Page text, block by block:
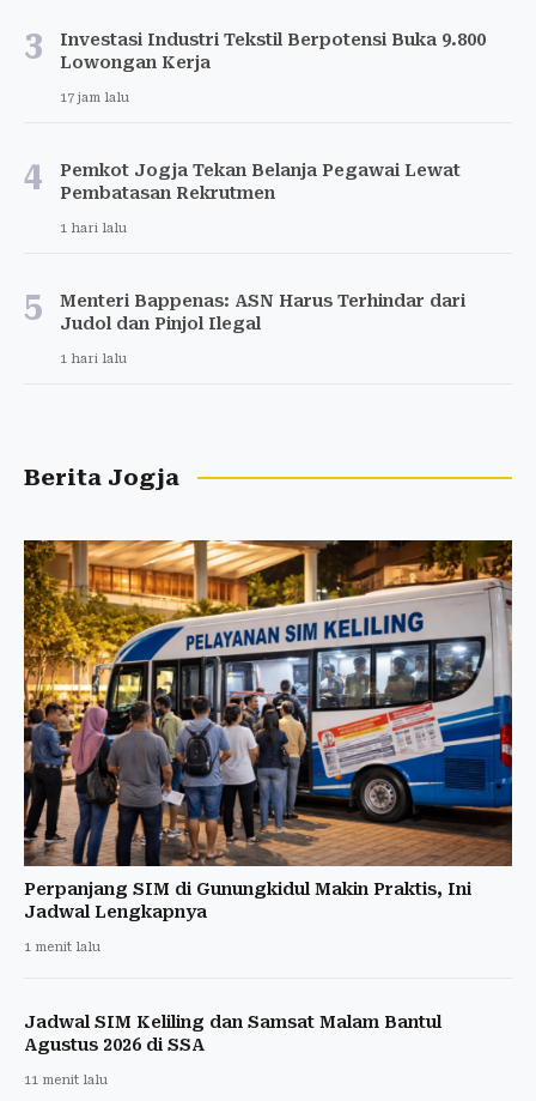
3
Investasi Industri Tekstil Berpotensi Buka 9.800
Lowongan Kerja
17 jam lalu
4
Pemkot Jogja Tekan Belanja Pegawai Lewat
Pembatasan Rekrutmen
1 hari lalu
5
Menteri Bappenas: ASN Harus Terhindar dari
Judol dan Pinjol Ilegal
1 hari lalu
Berita Jogja
Perpanjang SIM di Gunungkidul Makin Praktis, Ini
Jadwal Lengkapnya
1 menit lalu
Jadwal SIM Keliling dan Samsat Malam Bantul
Agustus 2026 di SSA
11 menit lalu